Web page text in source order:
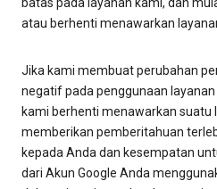
batas pada layanan kami, dan
atau berhenti menawarkan
Jika kami membuat perubahan
negatif pada penggunaan
kami berhenti menawarkan suatu
memberikan pemberitahuan
kepada Anda dan kesempatan
dari Akun Google Anda